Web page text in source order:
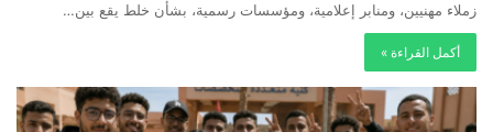
زملاء مهنيين، ومنابر إعلامية، ومؤسسات رسمية، بشأن خلط يقع بين…
أكمل القراءة »